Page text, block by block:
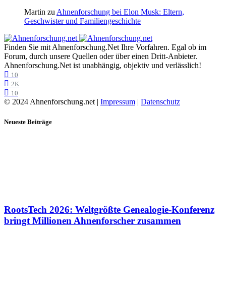
Martin zuAhnenforschung bei Elon Musk: Eltern,
Geschwister und Familiengeschichte
Finden Sie mit Ahnenforschung.Net Ihre Vorfahren. Egal ob im
Forum, durch unsere Quellen oder über einen Dritt-Anbieter.
Ahnenforschung.Net ist unabhängig, objektiv und verlässlich!
10
2K
10
© 2024 Ahnenforschung.net | Impressum Datenschutz
Neueste Beiträge
RootsTech 2026: Weltgrößte Genealogie-Konferenz
bringt Millionen Ahnenforscher zusammen